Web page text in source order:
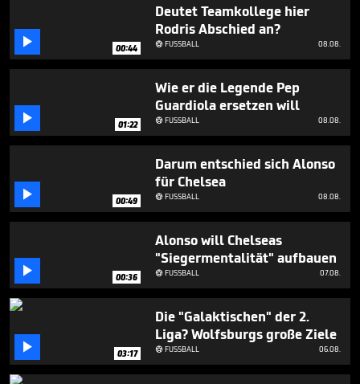
3
seconds
 00:44
Deutet Teamkollege hier
Rodris Abschied an?
FUSSBALL 08.08.
 01:22
Wie er die Legende Pep
Guardiola ersetzen will
FUSSBALL 08.08.
 00:49
Darum entschied sich Alonso
für Chelsea
FUSSBALL 08.08.
 00:36
Alonso will Chelseas
"Siegermentalität" aufbauen
FUSSBALL 07.08.
 03:17
Die "Galaktischen" der 2.
Liga? Wolfsburgs große Ziele
FUSSBALL 06.08.